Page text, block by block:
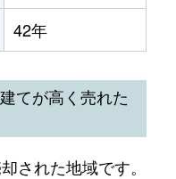
42年
てが高く売れた
された地域です。